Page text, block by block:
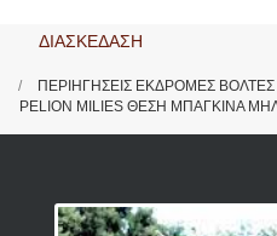
ΔΙΑΣΚΕΔΑΣΗ
ΠΕΡΙΗΓΗΣΕΙΣ ΕΚΔΡΟΜΕΣ ΒΟΛΤΕΣ
PELION MILIES ΘΕΣΗ ΜΠΑΓΚΙΝΑ